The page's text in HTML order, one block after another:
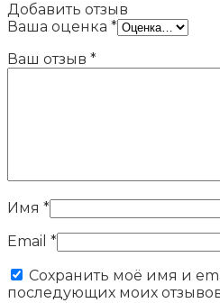
Добавить отзыв
Ваша оценка *
Ваш отзыв *
Имя *
Email *
Сохранить моё имя и
последующих моих